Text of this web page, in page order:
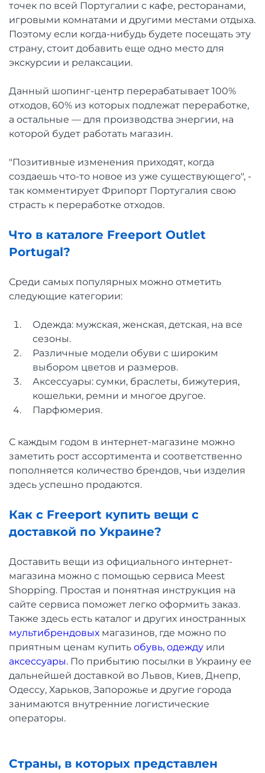
точек по всей Португалии с кафе, ресторанами,
игровыми комнатами и другими местами отдыха.
Поэтому если когда-нибудь будете посещать эту
страну, стоит добавить еще одно место для
экскурсии и релаксации.
Данный шопинг-центр перерабатывает 100%
отходов, 60% из которых подлежат переработке,
а остальные — для производства энергии, на
которой будет работать магазин.
"Позитивные изменения приходят, когда
создаешь что-то новое из уже существующего", -
так комментирует Фрипорт Португалия свою
страсть к переработке отходов.
Что в каталоге Freeport Outlet
Portugal?
Среди самых популярных можно отметить
следующие категории:
Одежда: мужская, женская, детская, на все
сезоны.
Различные модели обуви с широким
выбором цветов и размеров.
Аксессуары: сумки, браслеты, бижутерия,
кошельки, ремни и многое другое.
Парфюмерия.
С каждым годом в интернет-магазине можно
заметить рост ассортимента и соответственно
пополняется количество брендов, чьи изделия
здесь успешно продаются.
Как с Freeport купить вещи с
доставкой по Украине?
Доставить вещи из официального интернет-
магазина можно с помощью сервиса Meest
Shopping. Простая и понятная инструкция на
сайте сервиса поможет легко оформить заказ.
Также здесь есть каталог и других иностранных
мультибрендовых магазинов, где можно по
приятным ценам купить обувь, одежду или
аксессуары. По прибытию посылки в Украину ее
дальнейшей доставкой во Львов, Киев, Днепр,
Одессу, Харьков, Запорожье и другие города
занимаются внутренние логистические
операторы.
Страны, в которых представлен